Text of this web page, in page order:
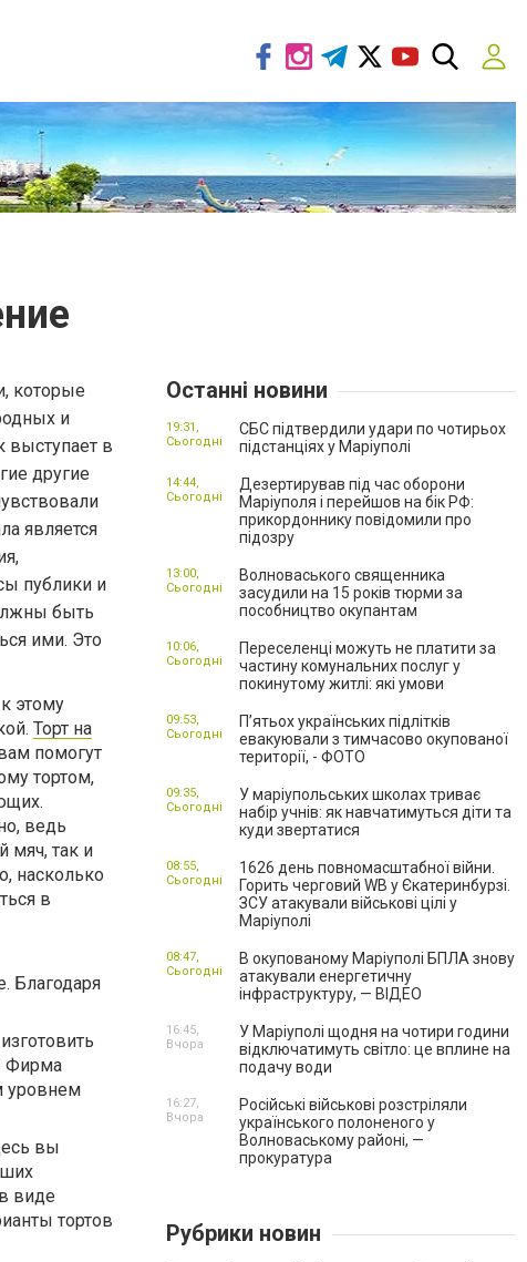
которые
и
выступает в
другие
является
публики и
быть
ими. Это
этому
Торт на
помогут
тортом,
ведь
мяч, так и
насколько
в
Благодаря
Фирма
уровнем
вы
виде
тортов
Останні новини
СБС підтвердили удари по чотирьох
підстанціях у Маріуполі
19:31,
Сьогодні
Дезертирував під час оборони
Маріуполя і перейшов на бік РФ:
прикордоннику повідомили про
підозру
14:44,
Сьогодні
Волноваського священника
засудили на 15 років тюрми за
пособництво окупантам
13:00,
Сьогодні
Переселенці можуть не платити за
частину комунальних послуг у
покинутому житлі: які умови
10:06,
Сьогодні
П’ятьох українських підлітків
евакуювали з тимчасово окупованої
території, - ФОТО
09:53,
Сьогодні
У маріупольських школах триває
набір учнів: як навчатимуться діти та
куди звертатися
09:35,
Сьогодні
1626 день повномасштабної війни.
Горить черговий WB у Єкатеринбурзі.
ЗСУ атакували військові цілі у
Маріуполі
08:55,
Сьогодні
В окупованому Маріуполі БПЛА знову
атакували енергетичну
інфраструктуру, — ВІДЕО
08:47,
Сьогодні
У Маріуполі щодня на чотири години
відключатимуть світло: це вплине на
подачу води
16:45,
Вчора
Російські військові розстріляли
українського полоненого у
Волноваському районі, —
прокуратура
16:27,
Вчора
Рубрики новин